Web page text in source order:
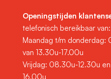
Openingstijden
telefonisch bereikbaar van:
Maandag t/m donderdag:
van 13.30u-17.00u
Vrijdag: 08.30u-12.30u
16.00u